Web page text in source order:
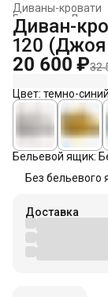
Диваны-кровати
Диваны
Главная
Диван-
120
20 600 ₽32
Цвет: темно-синий
Бельевой ящик:
Без бельевого
Доставка